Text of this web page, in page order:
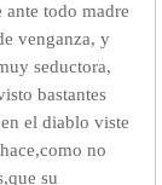
todo madre
venganza, y
seductora,
bastantes
el diablo viste
no
su